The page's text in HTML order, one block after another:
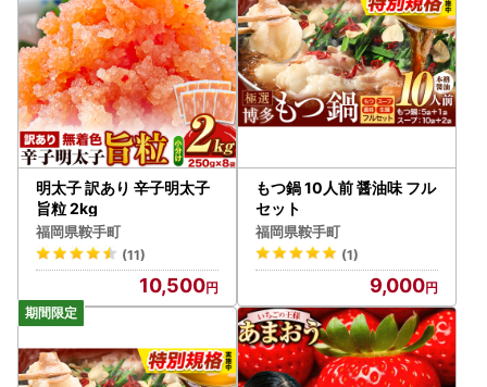
明太子 訳あり 辛子明太子
旨粒 2kg
福岡県鞍手町
(11)
10,500
もつ鍋 10人前 醤油味 フル
セット
福岡県鞍手町
(1)
9,000